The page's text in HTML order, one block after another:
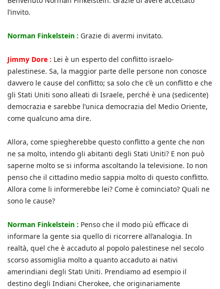
l’invito.
Norman Finkelstein : Grazie di avermi invitato.
Jimmy Dore : Lei è un esperto del conflitto israelo-
palestinese. Sa, la maggior parte delle persone non conosce
davvero le cause del conflitto; sa solo che c’è un conflitto e che
gli Stati Uniti sono alleati di Israele, perché è una (sedicente)
democrazia e sarebbe l’unica democrazia del Medio Oriente,
come qualcuno ama dire.
Allora, come spiegherebbe questo conflitto a gente che non
ne sa molto, intendo gli abitanti degli Stati Uniti? E non può
saperne molto se si informa ascoltando la televisione. Io non
penso che il cittadino medio sappia molto di questo conflitto.
Allora come li informerebbe lei? Come è cominciato? Quali ne
sono le cause?
Norman Finkelstein : Penso che il modo più efficace di
informare la gente sia quello di ricorrere all’analogia. In
realtà, quel che è accaduto al popolo palestinese nel secolo
scorso assomiglia molto a quanto accaduto ai nativi
amerindiani degli Stati Uniti. Prendiamo ad esempio il
destino degli Indiani Cherokee, che originariamente